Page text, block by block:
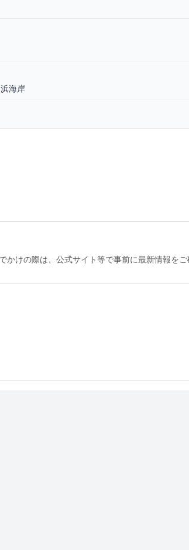
海岸
けの際は、公式サイト等で事前に最新情報をご